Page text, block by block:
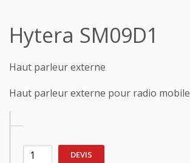
Hytera SM09D1
Haut parleur externe
Haut parleur externe pour radio mobile
DEVIS